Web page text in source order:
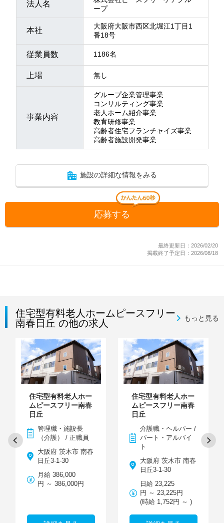
法人名
ープ
本社
大阪府大阪市西区北堀江1丁目1
番18号
従業員数 1186名
上場 無し
事業内容
グループ企業管理事業
コンサルティング事業
老人ホーム紹介事業
教育研修事業
高齢者住宅フランチャイズ事業
高齢者施設開発事業
施設の詳細な情報をみる
応募する
最終更新日：2026/02/20
掲載終了予定日：2026/08/18
住宅型有料老人ホームピースフリー
南春日丘 の他の求人
もっと見る
住宅型有料老人ホー
ムピースフリー南春
日丘
管理職・施設長
（介護） / 正職員
大阪府 茨木市 南春
日丘3-1-30
月給 386,000
円 ～ 386,000円
住宅型有料老人ホー
ムピースフリー南春
日丘
介護職・ヘルパー /
パート・アルバイ
ト
大阪府 茨木市 南春
日丘3-1-30
日給 23,225
円 ～ 23,225円
(時給 1,752円 ～ )